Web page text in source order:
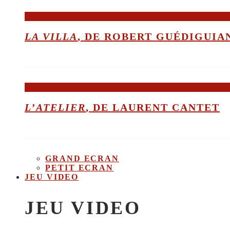
LA VILLA, DE ROBERT
L’ATELIER, DE LAURENT CANTET
GRAND ECRAN
PETIT ECRAN
JEU VIDEO
JEU VIDEO